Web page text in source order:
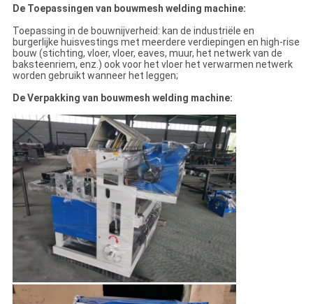
De Toepassingen van bouwmesh welding machine:
Toepassing in de bouwnijverheid: kan de industriële en
burgerlijke huisvestings met meerdere verdiepingen en high-rise
bouw (stichting, vloer, vloer, eaves, muur, het netwerk van de
baksteenriem, enz.) ook voor het vloer het verwarmen netwerk
worden gebruikt wanneer het leggen;
De Verpakking van bouwmesh welding machine: